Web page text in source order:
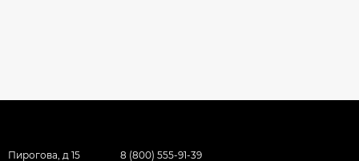
Пирогова, д 15 8 (800) 555-91-39